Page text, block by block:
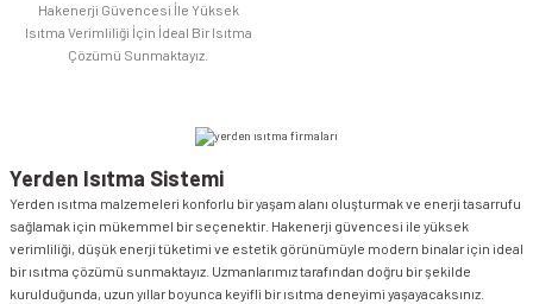
Hakenerji Güvencesi İle Yüksek
Isıtma Verimliliği İçin İdeal Bir Isıtma
Çözümü Sunmaktayız.
Yerden Isıtma Sistemi
Yerden ısıtma malzemeleri konforlu bir yaşam alanı oluşturmak ve enerji tasarrufu
sağlamak için mükemmel bir seçenektir. Hakenerji güvencesi ile yüksek
verimliliği, düşük enerji tüketimi ve estetik görünümüyle modern binalar için ideal
bir ısıtma çözümü sunmaktayız. Uzmanlarımız tarafından doğru bir şekilde
kurulduğunda, uzun yıllar boyunca keyifli bir ısıtma deneyimi yaşayacaksınız.